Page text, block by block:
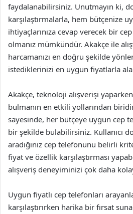
faydalanabilirsiniz. Unutmayın ki,
karşılaştırmalarla, hem bütçenize
ihtiyaçlarınıza cevap verecek bir
olmanız mümkündür. Akakçe ile
harcamanızı en doğru şekilde
istediklerinizi en uygun fiyatlarla
Akakçe, teknoloji alışverişi
bulmanın en etkili yollarından
sayesinde, her bütçeye uygun cep
bir şekilde bulabilirsiniz. Kullanıcı
aradığınız cep telefonunu belirli
fiyat ve özellik karşılaştırması
alışveriş deneyiminizi çok daha
Uygun fiyatlı cep telefonları
karşılaştırırken harika bir fırsat